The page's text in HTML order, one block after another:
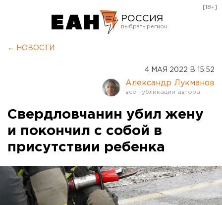
РОССИЯ
Оренбург
[18+]
← НОВОСТИ
4 МАЯ 2022 В 15:52
Александр Лукманов
Свердловчанин убил жену
и покончил с собой в
присутствии ребенка